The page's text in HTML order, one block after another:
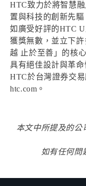
HTC致力於將智慧
置與科技的創新先
如廣受好評的HTC
獲獎無數，並立下
越 止於至善」的核
具有絕佳設計與革
HTC於台灣證券交
htc.com。
本文中所提及的公
如有任何問